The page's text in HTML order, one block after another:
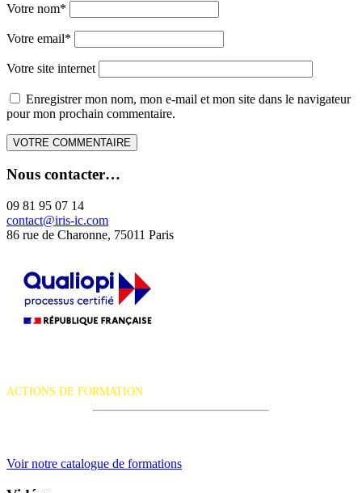
Votre nom*
Votre email*
Votre site internet
Enregistrer mon nom, mon e-mail et mon site dans le navigateur
pour mon prochain commentaire.
Nous contacter…
09 81 95 07 14
contact@iris-ic.com
86 rue de Charonne, 75011 Paris
ACTIONS DE FORMATION
Voir notre catalogue de formations